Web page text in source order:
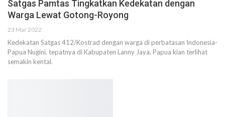
Satgas Pamtas Tingkatkan Kedekatan dengan
Warga Lewat Gotong-Royong
23 Mar 2022
Kedekatan Satgas 412/Kostrad dengan warga di perbatasan Indonesia-
Papua Nugini, tepatnya di Kabupaten Lanny Jaya, Papua kian terlihat
semakin kental.